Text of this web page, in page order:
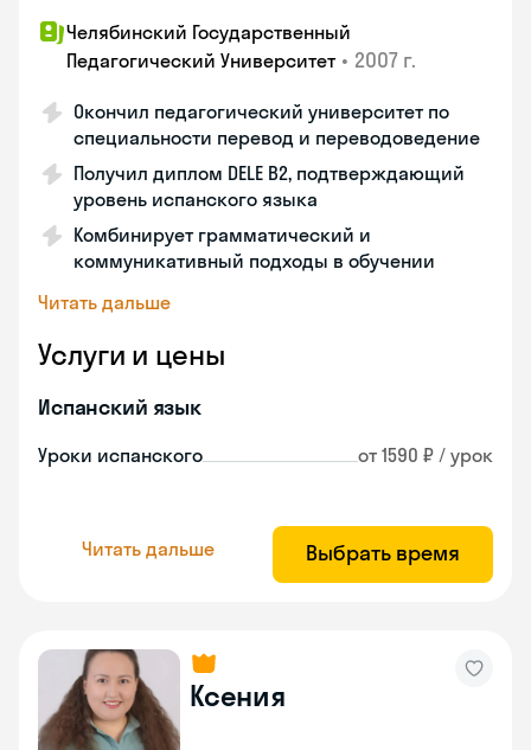
Челябинский Государственный
Педагогический Университет • 2007 г.
Окончил педагогический университет по
специальности перевод и переводоведение
Получил диплом DELE B2, подтверждающий
уровень испанского языка
Комбинирует грамматический и
коммуникативный подходы в обучении
Читать дальше
Услуги и цены
Испанский язык
Уроки испанского от 1590 ₽ / урок
Читать дальше Выбрать время
Ксения